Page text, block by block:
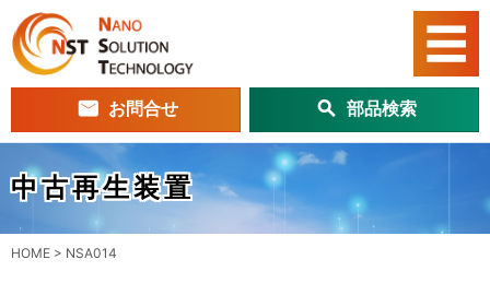
お問合せ 部品検索
中古再生装置
HOME > NSA014